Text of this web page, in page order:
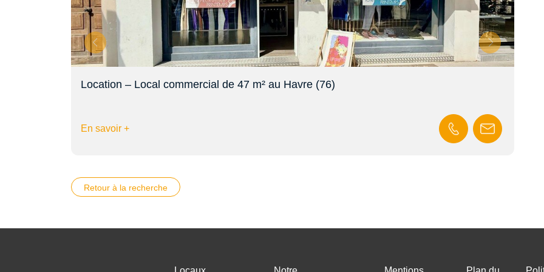
Location – Local commercial de 47 m² au Havre (76)
En savoir +
Retour à la recherche